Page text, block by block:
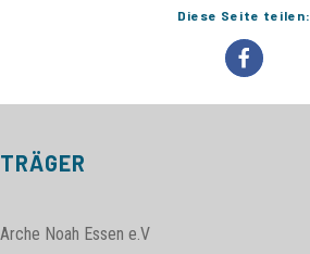
Diese Seite teilen:
TRÄGER
Arche Noah Essen e.V